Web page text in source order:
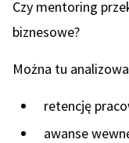
Czy mentoring
biznesowe?
Można tu
retencję
awanse